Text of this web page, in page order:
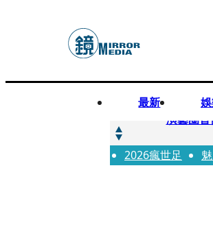
最新
快訊
演藝圈
快訊
全球提
2026瘋世足